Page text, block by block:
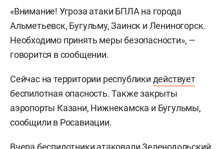
«Внимание! Угроза атаки БПЛА на города
Альметьевск, Бугульму, Заинск и Лениногорск.
Необходимо принять меры безопасности», —
говорится в сообщении.
Сейчас на территории республики действует
беспилотная опасность. Также закрыты
аэропорты Казани, Нижнекамска и Бугульмы,
сообщили в Росавиации.